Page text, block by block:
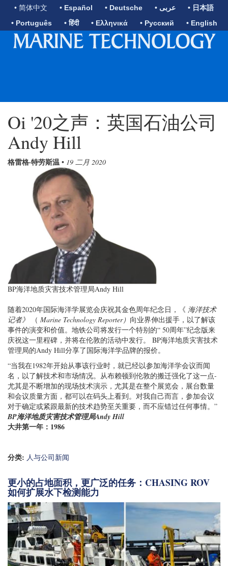
• 简体中文 • Español • Deutsche • عربى
• 日本語
• Português
• हिंदी • Ελληνικά • Русский • English
Oi '20之声：英国石油公司
Andy Hill
格雷格·特劳斯温 • 19 二月 2020
BP海洋地质灾害技术管理局Andy Hill
随着2020年国际海洋学展览会庆祝其金色周年纪念日，《 海洋技术
记者》
（ Marine Technology Reporter） 向业界伸出援手，以了解该
事件的演变和价值。地铁公司将发行一个特别的“ 50周年”纪念版来
庆祝这一里程碑，并将在伦敦的活动中发行。 BP海洋地质灾害技术
管理局的Andy Hill分享了国际海洋学品牌的报价。
“当我在1982年开始从事该行业时，就已经以参加海洋学会议而闻
名，以了解技术和市场情况。从布赖顿到伦敦的搬迁强化了这一点-
尤其是不断增加的现场技术演示，尤其是在整个展览会，展台数量
和会议质量方面，都可以在码头上看到。对我自己而言，参加会议
对于确定或紧跟最新的技术趋势至关重要，而不应错过任何事情。”
BP海洋地质灾害技术管理局Andy Hill
大井第一年：1986
分类: 人与公司新闻
更小的占地面积，更广泛的任务：CHASING ROV
如何扩展水下检测能力